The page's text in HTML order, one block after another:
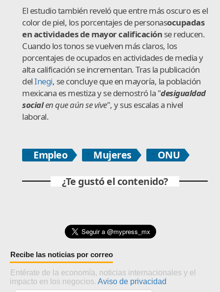
El estudio también reveló que entre más oscuro es el
color de piel, los porcentajes de personasocupadas
en actividades de mayor calificación se reducen.
Cuando los tonos se vuelven más claros, los
porcentajes de ocupados en actividades de media y
alta calificación se incrementan. Tras la publicación
delInegi, se concluye que en mayoría, la población
mexicana es mestiza y se demostró la "desigualdad
socialen que aún se vive", y sus escalas a nivel
laboral.
Empleo Mujeres
ONU
¿Te gustó el contenido?
Recibe las noticias por correo
Entérate de la economía, noticias internacionales y el
impacto en los negocios. Aviso de privacidad